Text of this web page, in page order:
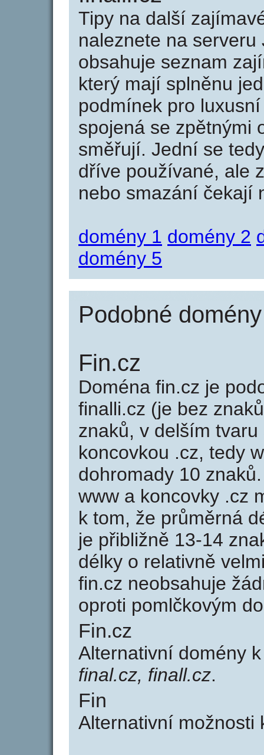
Tipy na další
naleznete na serveru
obsahuje seznam
který mají splněnu
podmínek pro
spojená se zpětnými
směřují. Jední se
dříve používané, ale
nebo smazání čekají
domény 1 domény 2
domény 5
Podobné
Fin.cz
Doména fin.cz je
finalli.cz (je bez
znaků, v delším
koncovkou .cz, tedy
dohromady 10
www a koncovky .cz
k tom, že průměrná
je přibližně 13-14
délky o relativně
fin.cz neobsahuje
oproti pomlčkovým
Fin.cz
Alternativní domény
final.cz, finall.cz.
Fin
Alternativní možnosti